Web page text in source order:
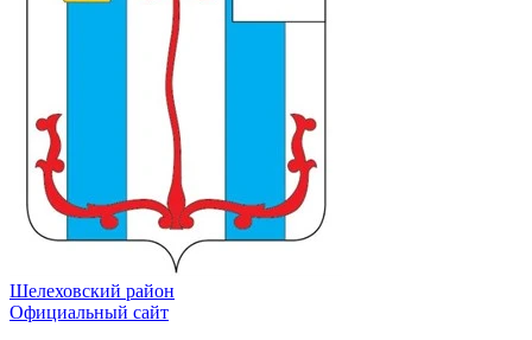
Шелеховский район
Официальный сайт